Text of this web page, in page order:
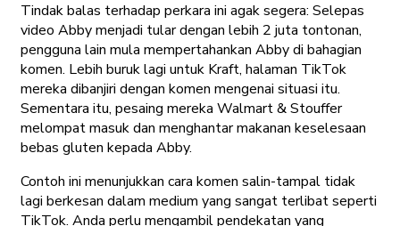
Tindak balas terhadap perkara ini agak segera: Selepas
video Abby menjadi tular dengan lebih 2 juta tontonan,
pengguna lain mula mempertahankan Abby di bahagian
komen. Lebih buruk lagi untuk Kraft, halaman TikTok
mereka dibanjiri dengan komen mengenai situasi itu.
Sementara itu, pesaing mereka Walmart & Stouffer
melompat masuk dan menghantar makanan keselesaan
bebas gluten kepada Abby.
Contoh ini menunjukkan cara komen salin-tampal tidak
lagi berkesan dalam medium yang sangat terlibat seperti
TikTok. Anda perlu mengambil pendekatan yang